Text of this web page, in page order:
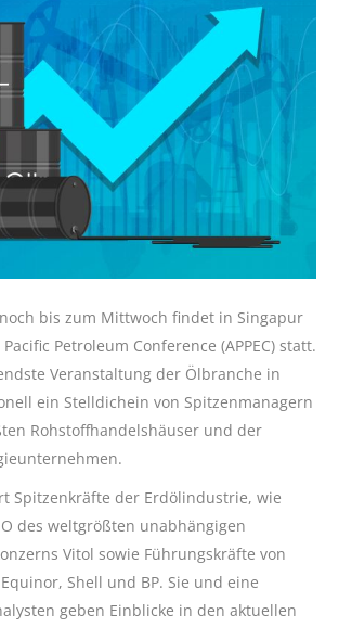
bis zum Mittwoch findet in Singapur
Petroleum Conference (APPEC) statt.
Veranstaltung der Ölbranche in
ein Stelldichein von Spitzenmanagern
Rohstoffhandelshäuser und der
Spitzenkräfte der Erdölindustrie, wie
des weltgrößten unabhängigen
Vitol sowie Führungskräfte von
Shell und BP. Sie und eine
geben Einblicke in den aktuellen